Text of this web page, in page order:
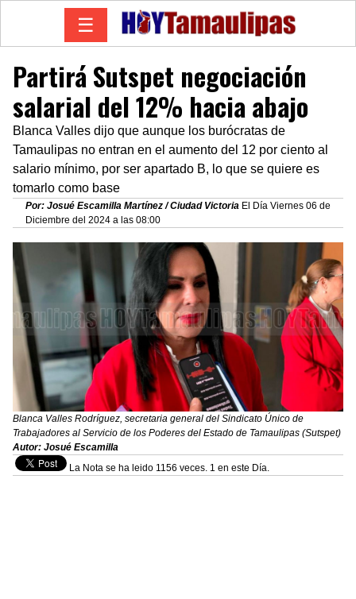
☰
Partirá Sutspet negociación
salarial del 12% hacia abajo
Blanca Valles dijo que aunque los burócratas de
Tamaulipas no entran en el aumento del 12 por ciento al
salario mínimo, por ser apartado B, lo que se quiere es
tomarlo como base
Por: Josué Escamilla Martínez / Ciudad Victoria El Día Viernes 06 de
Diciembre del 2024 a las 08:00
Blanca Valles Rodríguez, secretaria general del Sindicato Único de
Trabajadores al Servicio de los Poderes del Estado de Tamaulipas (Sutspet)
Autor: Josué Escamilla
La Nota se ha leido 1156 veces. 1 en este Día.